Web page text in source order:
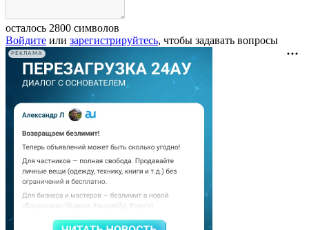
осталось 2800 символов
Войдите или зарегистрируйтесь, чтобы задавать вопросы
РЕКЛАМА